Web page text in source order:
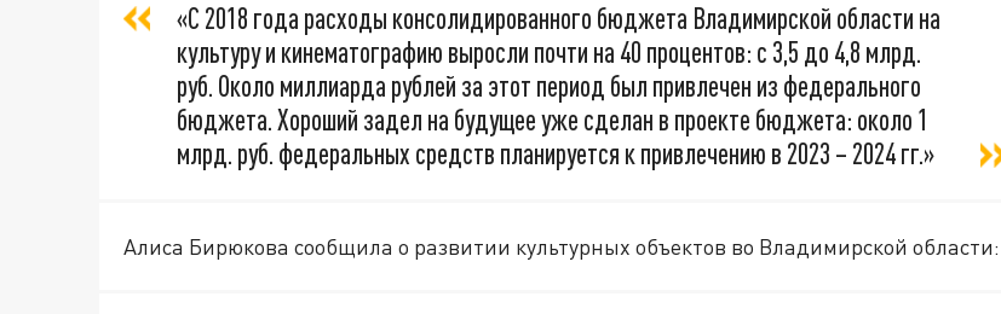
«С 2018 года расходы консолидированного бюджета Владимирской области на
культуру и кинематографию выросли почти на 40 процентов: с 3,5 до 4,8 млрд.
руб. Около миллиарда рублей за этот период был привлечен из федерального
бюджета. Хороший задел на будущее уже сделан в проекте бюджета: около 1
млрд. руб. федеральных средств планируется к привлечению в 2023 – 2024 гг.»
Алиса Бирюкова сообщила о развитии культурных объектов во Владимирской области: